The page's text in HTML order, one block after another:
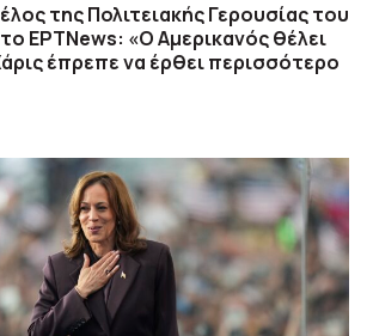
της Πολιτειακής Γερουσίας του
ΕΡΤNews: «Ο Αμερικανός θέλει
έπρεπε να έρθει περισσότερο